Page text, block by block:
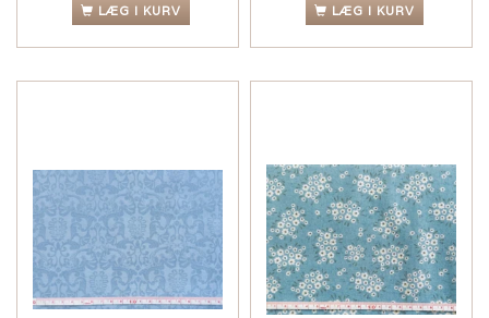
LÆG I KURV LÆG I KURV